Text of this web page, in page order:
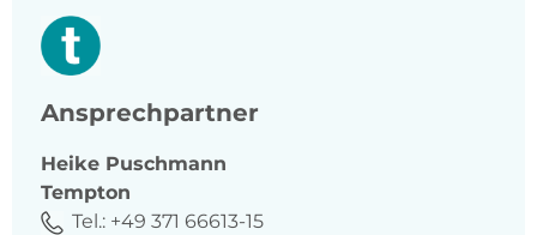
Ansprechpartner
Heike Puschmann
Tempton
Tel.: +49 371 66613-15